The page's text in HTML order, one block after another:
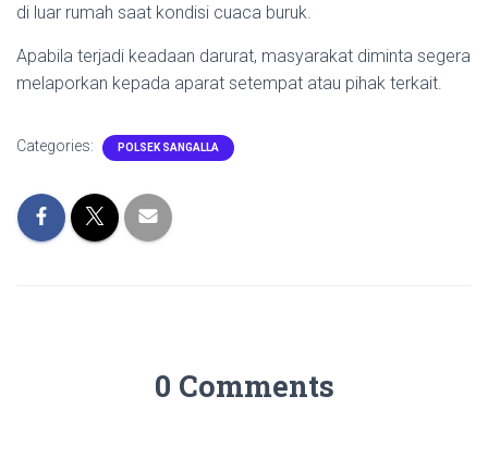
di luar rumah saat kondisi cuaca buruk.
Apabila terjadi keadaan darurat, masyarakat diminta segera
melaporkan kepada aparat setempat atau pihak terkait.
Categories: POLSEK SANGALLA
0 Comments